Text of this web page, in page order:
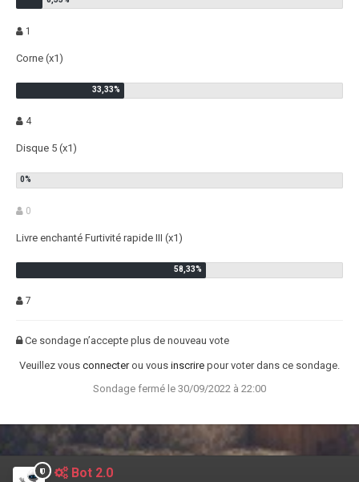
1
Corne (x1)
4
Disque 5 (x1)
0
Livre enchanté Furtivité rapide III (x1)
7
Ce sondage n’accepte plus de nouveau vote
Veuillez vous connecterou vous inscrire pour voter dans ce sondage.
Sondage fermé le 30/09/2022 à 22:00
Bot 2.0